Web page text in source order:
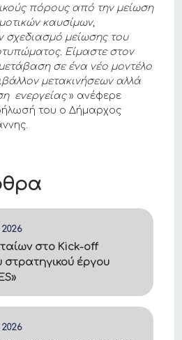
στο Kick-off
έργου
πόρους από την μείωση
καυσίμων,
σχεδιασμό μείωσης του
Είμαστε στον
σε ένα νέο μοντέλο
μετακινήσεων αλλά
ενεργείας» ανέφερε
του ο Δήμαρχος